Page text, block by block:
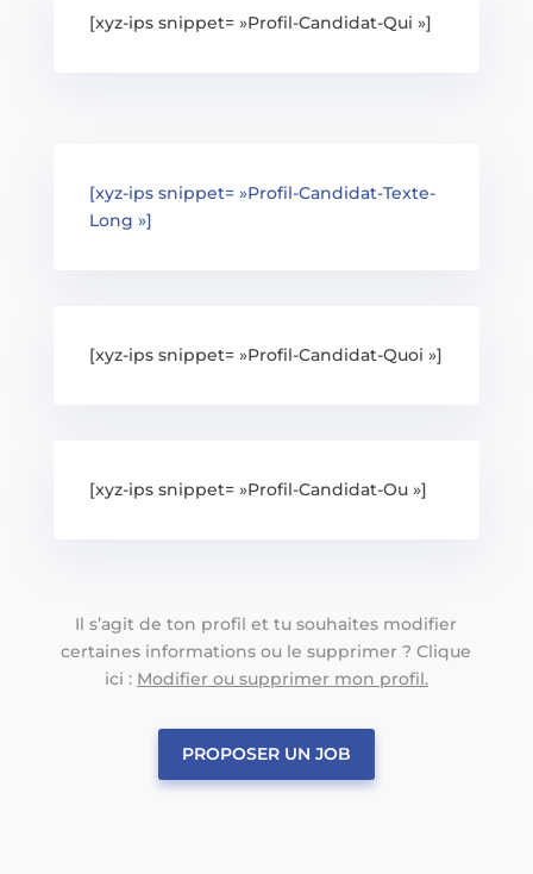
[xyz-ips snippet= »Profil-Candidat-Qui »]
[xyz-ips snippet= »Profil-Candidat-Texte-
Long »]
[xyz-ips snippet= »Profil-Candidat-Quoi »]
[xyz-ips snippet= »Profil-Candidat-Ou »]
Il s’agit de ton profil et tu souhaites modifier
certaines informations ou le supprimer ? Clique
ici : Modifier ou supprimer mon profil.
PROPOSER UN JOB